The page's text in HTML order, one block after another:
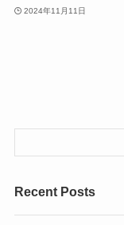
2024年11月11日
Recent Posts